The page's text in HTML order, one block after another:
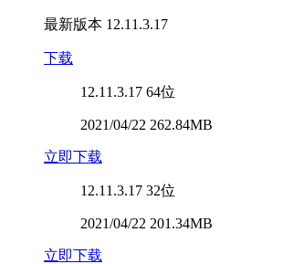
最新版本 12.11.3.17
下载
12.11.3.17 64位
2021/04/22 262.84MB
立即下载
12.11.3.17 32位
2021/04/22 201.34MB
立即下载